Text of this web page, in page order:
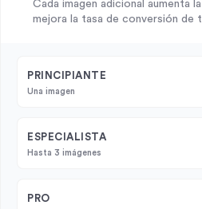
Cada imagen adicional aumenta
mejora la tasa de conversión de
PRINCIPIANTE
Una imagen
ESPECIALISTA
Hasta 3 imágenes
PRO